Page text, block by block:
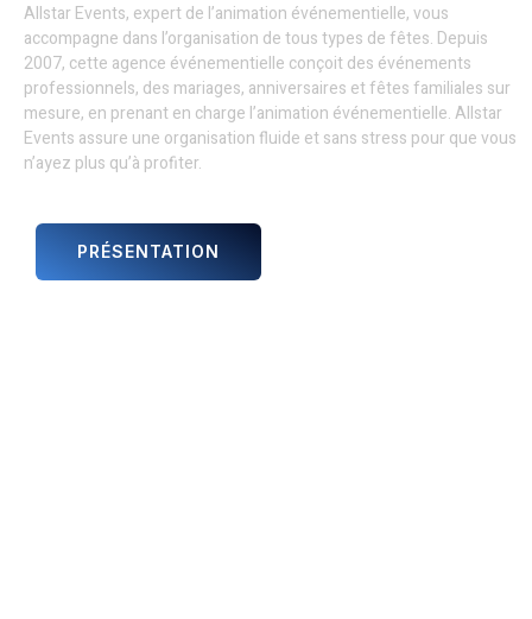
Allstar Events, expert de l’animation événementielle, vous
accompagne dans l’organisation de tous types de fêtes. Depuis
2007, cette agence événementielle conçoit des événements
professionnels, des mariages, anniversaires et fêtes familiales sur
mesure, en prenant en charge l’animation événementielle. Allstar
Events assure une organisation fluide et sans stress pour que vous
n’ayez plus qu’à profiter.
PRÉSENTATION